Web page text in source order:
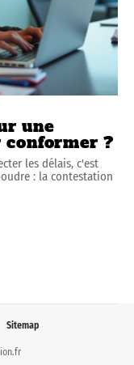
une
conformer ?
les délais, c'est
: la contestation
Sitemap